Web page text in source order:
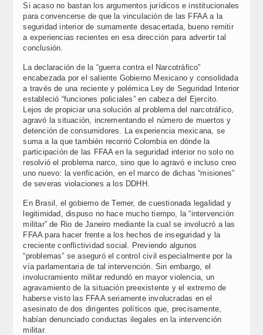
Si acaso no bastan los argumentos jurídicos e institucionales
para convencerse de que la vinculación de las FFAA a la
seguridad interior de sumamente desacertada, bueno remitir
a experiencias recientes en esa dirección para advertir tal
conclusión.
La declaración de la “guerra contra el Narcotráfico”
encabezada por el saliente Gobierno Mexicano y consolidada
a través de una reciente y polémica Ley de Seguridad Interior
estableció “funciones policiales” en cabeza del Ejercito.
Lejos de propiciar una solución al problema del narcotráfico,
agravó la situación, incrementando el número de muertos y
detención de consumidores. La experiencia mexicana, se
suma a la que también recorrió Colombia en dónde la
participación de las FFAA en la seguridad interior no solo no
resolvió el problema narco, sino que lo agravó e incluso creo
uno nuevo: la verificación, en el marco de dichas “misiones”
de severas violaciones a los DDHH.
En Brasil, el gobierno de Temer, de cuestionada legalidad y
legitimidad, dispuso no hace mucho tiempo, la “intervención
militar” de Rio de Janeiro mediante la cual se involucró a las
FFAA para hacer frente a los hechos de inseguridad y la
creciente conflictividad social. Previendo algunos
“problemas” se aseguró el control civil especialmente por la
vía parlamentaria de tal intervención. Sin embargo, el
involucramiento militar redundó en mayor violencia, un
agravamiento de la situación preexistente y el extremo de
haberse visto las FFAA seriamente involucradas en el
asesinato de dos dirigentes políticos que, precisamente,
habían denunciado conductas ilegales en la intervención
militar.